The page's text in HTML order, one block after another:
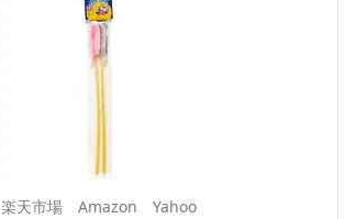
楽天市場 Amazon
Yahoo